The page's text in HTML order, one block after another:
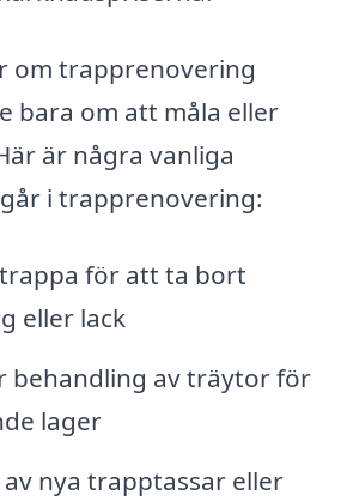
om trapprenovering
bara om att måla eller
är några vanliga
i trapprenovering:
för att ta bort
eller lack
behandling av träytor för
lager
nya trapptassar eller